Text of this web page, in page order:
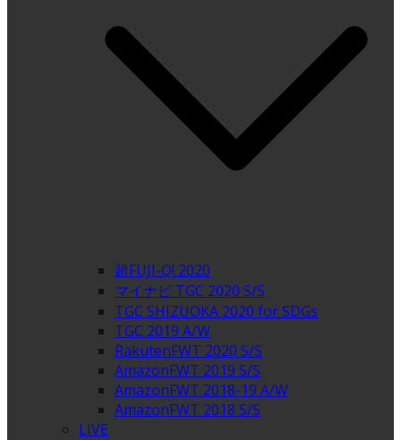
超FUJI-Q! 2020
マイナビ TGC 2020 S/S
TGC SHIZUOKA 2020 for SDGs
TGC 2019 A/W
RakutenFWT 2020 S/S
AmazonFWT 2019 S/S
AmazonFWT 2018-19 A/W
AmazonFWT 2018 S/S
LIVE